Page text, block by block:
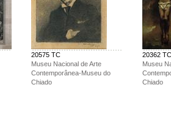
20575 TC
Museu Nacional de Arte
Contemporânea-Museu do
Chiado
20362 TC
Museu
Chiado